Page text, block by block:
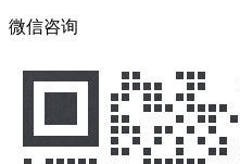
微信咨询